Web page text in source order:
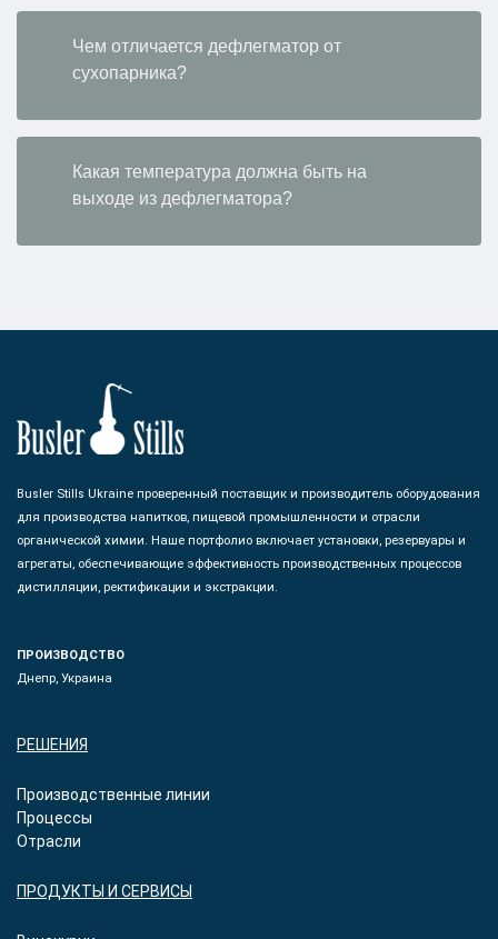
Чем отличается дефлегматор от
cухопарника?
Какая температура должна быть на
выходе из дефлегматора?
Busler Stills Ukraine проверенный поставщик и производитель оборудования
для производства напитков, пищевой промышленности и отрасли
органической химии. Наше портфолио включает установки, резервуары и
агрегаты, обеспечивающие эффективность производственных процессов
дистилляции, ректификации и экстракции.
ПРОИЗВОДСТВО
Днепр, Украина
РЕШЕНИЯ
Производственные линии
Процессы
Отрасли
ПРОДУКТЫ И СЕРВИСЫ